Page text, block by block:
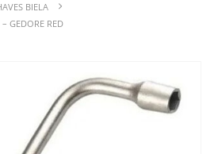
BIELA
GEDORE RED